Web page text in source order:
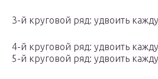
3-й круговой ряд: удвоить
4-й круговой ряд: удвоить
5-й круговой ряд: удвоить